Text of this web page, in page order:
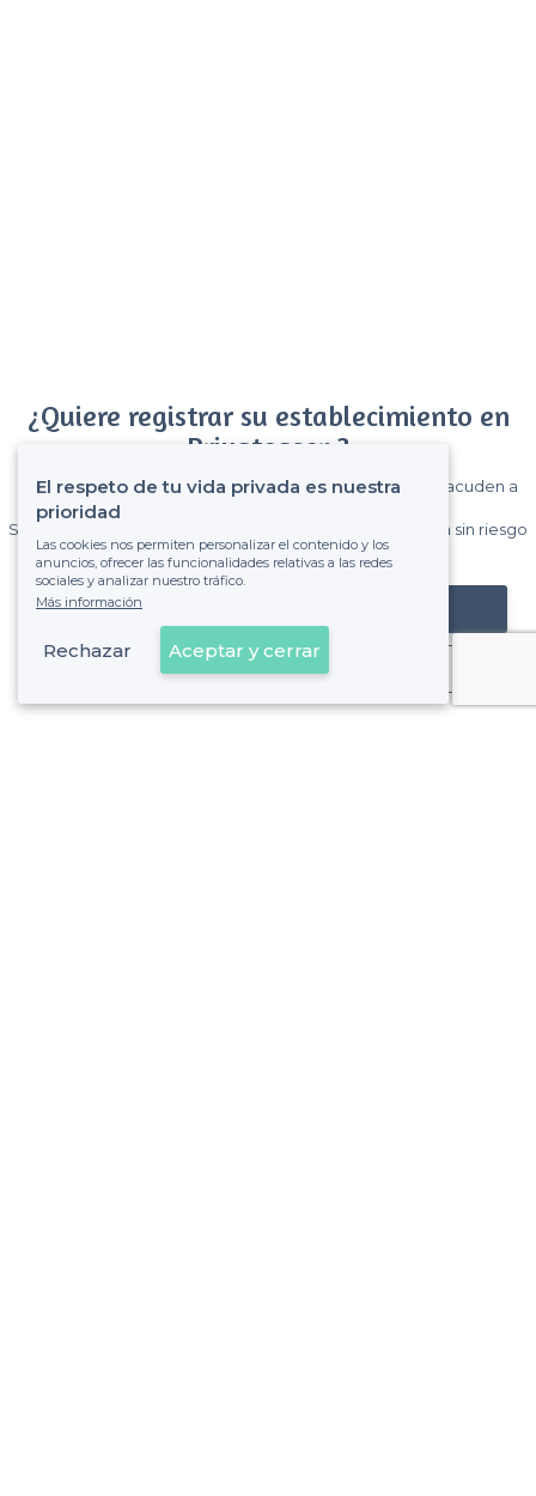
¿Quiere registrar su establecimiento en
Privateaser ?
Gane muchos clientes entre el millón de visitantes que acuden a
Sin comisiones y sin compromiso, pagas una cantidad fija sin riesgo
de ver la factura.
Registrar mi establecimiento
Ya es cliente
El respeto de tu vida privada es nuestra
prioridad
Las cookies nos permiten personalizar el contenido y los
anuncios, ofrecer las funcionalidades relativas a las redes
sociales y analizar nuestro tráfico.
Más información
Rechazar Aceptar y cerrar